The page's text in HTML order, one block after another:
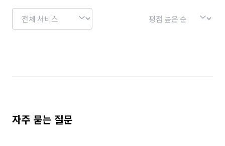
📌청소말고 다른 서비스도 있나요?
-수리,시공,인테리어,가전내부청소 등 높은퀄리티의 전문시공도
자주 묻는 질문